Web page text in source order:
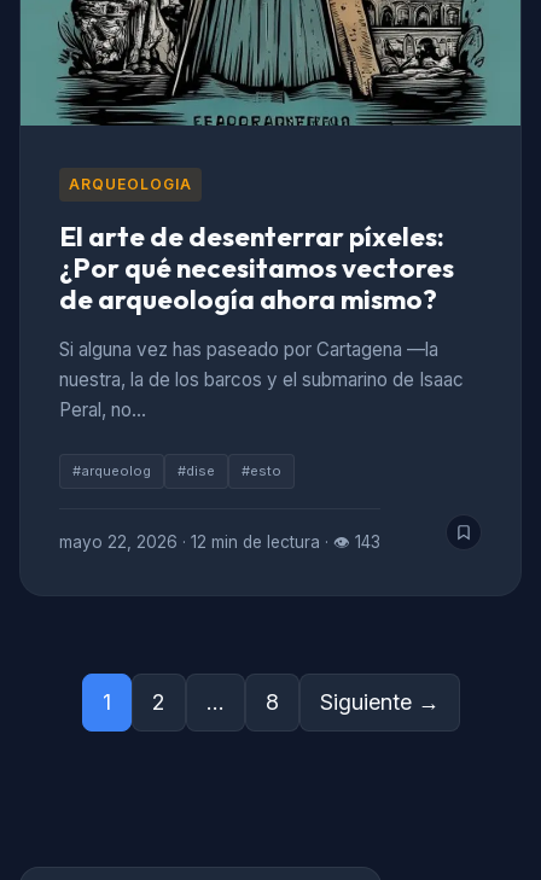
ARQUEOLOGIA
El arte de desenterrar píxeles:
¿Por qué necesitamos vectores
de arqueología ahora mismo?
Si alguna vez has paseado por Cartagena —la
nuestra, la de los barcos y el submarino de Isaac
Peral, no…
#arqueolog #dise #esto
mayo 22, 2026 · 12 min de lectura · 👁 143
Paginación
1 2 … 8 Siguiente →